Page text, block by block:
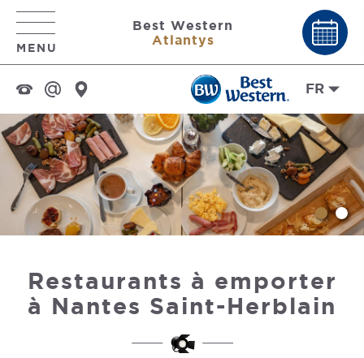
MENU
Best Western
Atlantys
FR
Restaurants à emporter
à Nantes Saint-Herblain